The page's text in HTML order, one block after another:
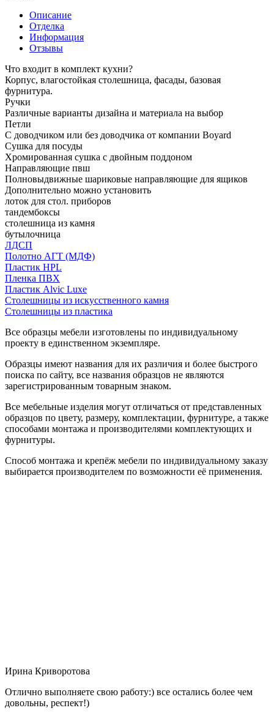
Описание
Отделка
Информация
Отзывы
Что входит в комплект кухни?
Корпус, влагостойкая столешница, фасады, базовая
фурнитура.
Ручки
Различные варианты дизайна и материала на выбор
Петли
С доводчиком или без доводчика от компании Boyard
Сушка для посуды
Хромированная сушка с двойным поддоном
Направляющие пвш
Полновыдвижные шариковые направляющие для ящиков
Дополнительно можно установить
лоток для стол. приборов
тандембоксы
столешница из камня
бутылочница
ЛДСП
Полотно АГТ (МДФ)
Пластик HPL
Пленка ПВХ
Пластик Alvic Luxe
Столешницы из искусственного камня
Столешницы из пластика
Все образцы мебели изготовлены по индивидуальному
проекту в единственном экземпляре.
Образцы имеют названия для их различия и более быстрого
поиска по сайту, все названия образцов не являются
зарегистрированным товарным знаком.
Все мебельные изделия могут отличаться от представленных
образцов по цвету, размеру, комплектации, фурнитуре, а также
способами монтажа и производителями комплектующих и
фурнитуры.
Способ монтажа и крепёж мебели по индивидуальному заказу
выбирается производителем по возможности её применения.
Ирина Криворотова
Отлично выполняете свою работу:) все остались более чем
довольны, респект!)